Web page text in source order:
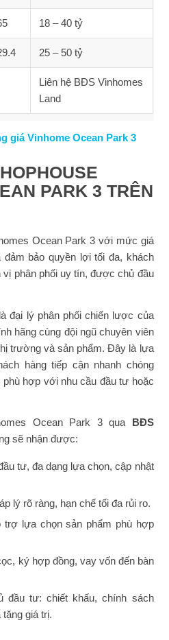
18 – 40 tỷ
25 – 50 tỷ
Liên hệ BĐS Vinhomes
Land
giá Vinhome Ocean Park 3
PARK 3 TRÊN
Ocean Park 3 với mức giá
bảo quyền lợi tối đa, khách
phân phối uy tín, được chủ đầu
đại lý phân phối chiến lược của
hãng cùng đội ngũ chuyên viên
trường và sản phẩm. Đây là lựa
hàng tiếp cận nhanh chóng
hợp với nhu cầu đầu tư hoặc
Ocean Park 3 qua BĐS
sẽ nhận được:
tư, đa dạng lựa chọn, cập nhật
lý rõ ràng, hạn chế tối đa rủi ro.
trợ lựa chọn sản phẩm phù hợp
ký hợp đồng, vay vốn đến bàn
đầu tư: chiết khấu, chính sách
tặng giá trị.